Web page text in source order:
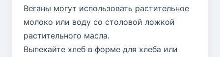
Веганы могут использовать растительное
молоко или воду со столовой ложкой
растительного масла.
Выпекайте хлеб в форме для хлеба или